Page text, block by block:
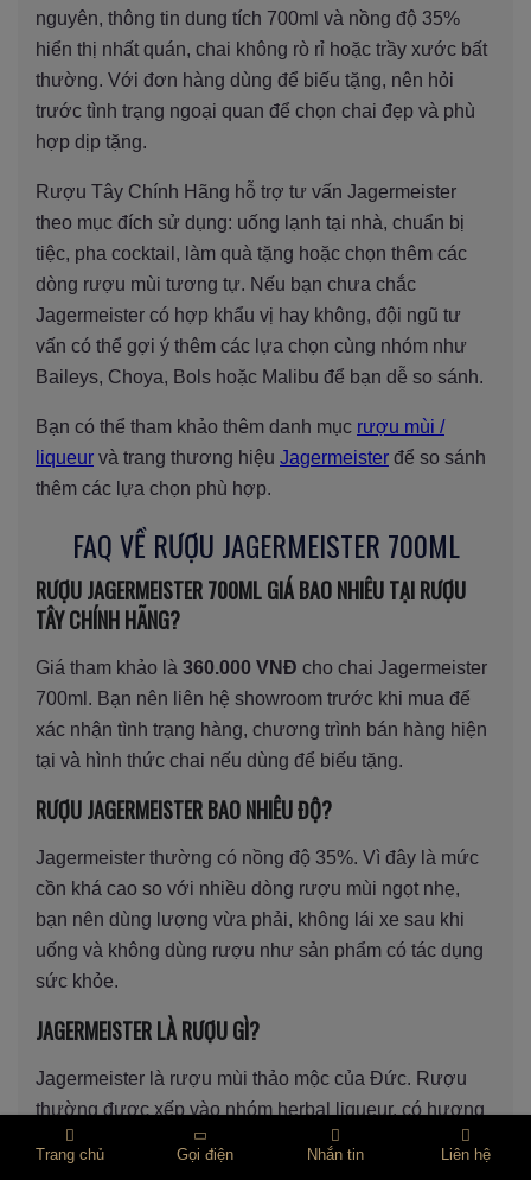
nguyên, thông tin dung tích 700ml và nồng độ 35%
hiển thị nhất quán, chai không rò rỉ hoặc trầy xước bất
thường. Với đơn hàng dùng để biếu tặng, nên hỏi
trước tình trạng ngoại quan để chọn chai đẹp và phù
hợp dịp tặng.
Rượu Tây Chính Hãng hỗ trợ tư vấn Jagermeister
theo mục đích sử dụng: uống lạnh tại nhà, chuẩn bị
tiệc, pha cocktail, làm quà tặng hoặc chọn thêm các
dòng rượu mùi tương tự. Nếu bạn chưa chắc
Jagermeister có hợp khẩu vị hay không, đội ngũ tư
vấn có thể gợi ý thêm các lựa chọn cùng nhóm như
Baileys, Choya, Bols hoặc Malibu để bạn dễ so sánh.
Bạn có thể tham khảo thêm danh mục rượu mùi /
liqueur và trang thương hiệu Jagermeister để so sánh
thêm các lựa chọn phù hợp.
FAQ VỀ RƯỢU JAGERMEISTER 700ML
RƯỢU JAGERMEISTER 700ML GIÁ BAO NHIÊU TẠI RƯỢU
TÂY CHÍNH HÃNG?
Giá tham khảo là 360.000 VNĐ cho chai Jagermeister
700ml. Bạn nên liên hệ showroom trước khi mua để
xác nhận tình trạng hàng, chương trình bán hàng hiện
tại và hình thức chai nếu dùng để biếu tặng.
RƯỢU JAGERMEISTER BAO NHIÊU ĐỘ?
Jagermeister thường có nồng độ 35%. Vì đây là mức
cồn khá cao so với nhiều dòng rượu mùi ngọt nhẹ,
bạn nên dùng lượng vừa phải, không lái xe sau khi
uống và không dùng rượu như sản phẩm có tác dụng
sức khỏe.
JAGERMEISTER LÀ RƯỢU GÌ?
Jagermeister là rượu mùi thảo mộc của Đức. Rượu
thường được xếp vào nhóm herbal liqueur, có hương
thảo mộc, gia vị, vị ngọt dịu và hậu vị đắng nhẹ.
Trang chủ Gọi điện Nhắn tin Liên hệ